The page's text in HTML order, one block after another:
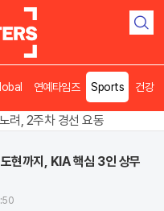
검
연예타임즈 Sports 건강
려, 2주차 경선 요동
쉭 소리‥코브라였다
려, 2주차 경선 요동
현까지, KIA 핵심 3인 상무